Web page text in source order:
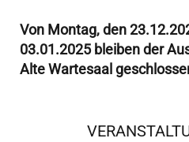
Von Montag, den
03.01.2025 bleiben der
Alte Wartesaal